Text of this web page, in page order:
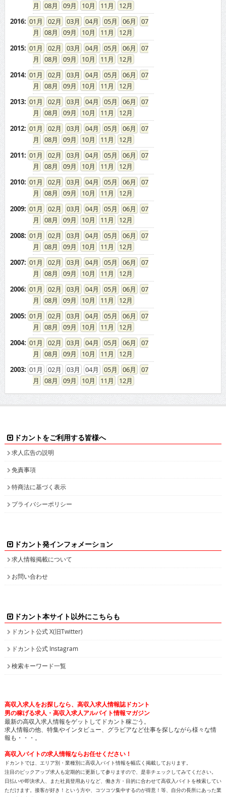
08
09 10 11
12
2016: 01 02 03 04 05 06
07
08
09 10 11
12
2015: 01 02 03 04 05 06
07
08
09 10 11
12
2014: 01 02 03 04 05 06
07
08
09 10 11
12
2013: 01 02 03 04 05 06
07
08
09 10 11
12
2012: 01 02 03 04 05 06
07
08
09 10 11
12
2011: 01 02 03 04 05 06
07
08
09 10 11
12
2010: 01 02 03 04 05 06
07
08
09 10 11
12
2009: 01 02 03 04 05 06
07
08
09 10 11
12
2008: 01 02 03 04 05 06
07
08
09 10 11
12
2007: 01 02 03 04 05 06
07
08
09 10 11
12
2006: 01 02 03 04 05 06
07
08
09 10 11
12
2005: 01 02 03 04 05 06
07
08
09 10 11
12
2004: 01 02 03 04 05 06
07
08
09 10 11
12
2003: 01 02 03 04 05 06
07
08
09 10 11 12
ドカントをご利用する皆様へ
求人広告の説明
免責事項
特商法に基づく表示
プライバシーポリシー
ドカント発インフォメーション
求人情報掲載について
お問い合わせ
ドカント本サイト以外にこちらも
ドカント公式 X(旧Twitter)
ドカント公式 Instagram
検索キーワード一覧
高収入求人をお探しなら、高収入求人情報誌ドカント
男の稼げる求人・高収入求人アルバイト情報マガジン
最新の高収入求人情報をゲットしてドカント稼ごう。
求人情報の他、特集やインタビュー、グラビアなど仕事を探しながら様々な情
報も・・・。
高収入バイトの求人情報ならお任せください！
ドカントでは、エリア別・業種別に高収入バイト情報を幅広く掲載しております。
注目のピックアップ求人も定期的に更新して参りますので、是非チェックしてみてください。
日払いや即決求人、また社員登用ありなど、働き方・目的に合わせて高収入バイトを検索してい
ただけます。接客が好き！という方や、コツコツ集中するのが得意！等、自分の長所にあった業